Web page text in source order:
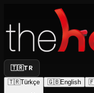
🇹🇷TR
🇹🇷Türkçe 🇬🇧English